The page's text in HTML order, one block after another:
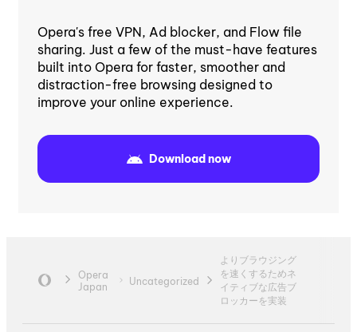
Opera's free VPN, Ad blocker, and Flow file
sharing. Just a few of the must-have features
built into Opera for faster, smoother and
distraction-free browsing designed to
improve your online experience.
Download now
Opera
Japan
Uncategorized
よりブラウジング
を速くするためネ
イティブな広告ブ
ロッカーを実装